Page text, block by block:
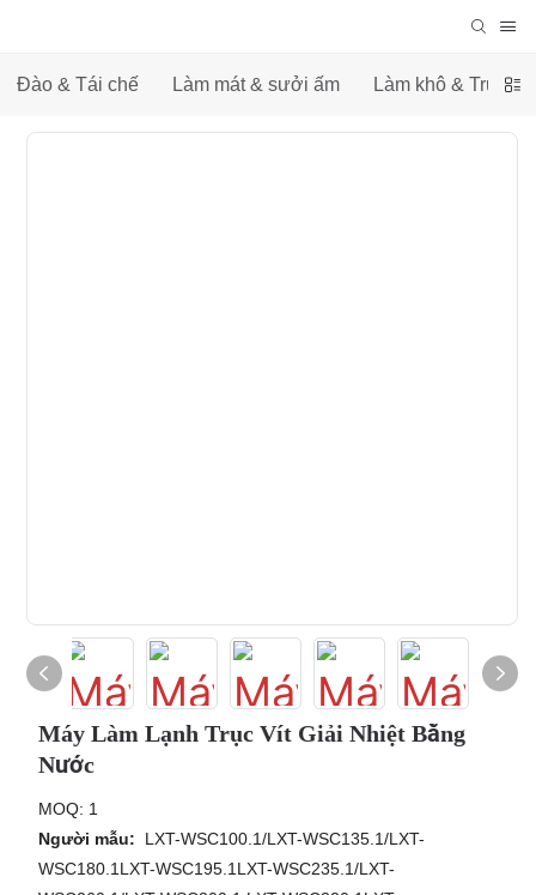
Đào & Tái chế Làm mát & sưởi ấm Làm khô & Truyền
Máy Làm Lạnh Trục Vít Giải Nhiệt Bằng
Nước
MOQ: 1
Người mẫu:
LXT-WSC100.1/LXT-WSC135.1/LXT-
WSC180.1LXT-WSC195.1LXT-WSC235.1/LXT-